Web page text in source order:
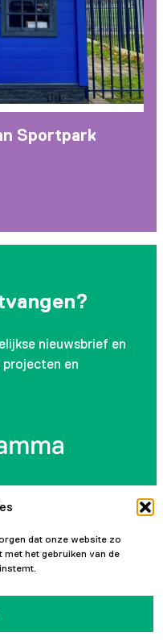
dat onze website zo
het gebruiken van de
Sportpark
nieuwsbrief en
en